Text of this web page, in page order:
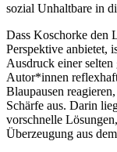
sozial Unhaltbare in
Dass Koschorke den
Perspektive anbietet,
Ausdruck einer
Autor*innen
Blaupausen
Schärfe aus. Darin
vorschnelle
Überzeugung aus